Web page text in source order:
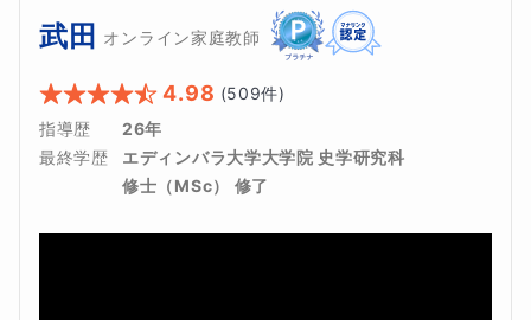
武田 オンライン家庭教師
4.98 (509件)
指導歴
26年
最終学歴
エディンバラ大学大学院 史学研究科
修士（MSc） 修了